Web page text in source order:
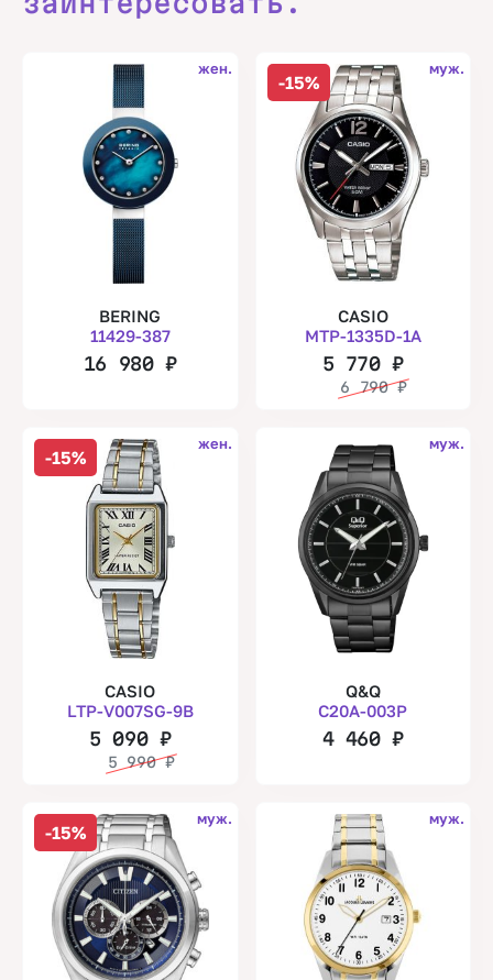
жен.
BERING
11429-387
16 980₽
-15%
муж.
CASIO
MTP-1335D-1A
5 770₽
6 790₽
-15%
жен.
CASIO
LTP-V007SG-9B
5 090 ₽
5 990₽
муж.
Q&Q
C20A-003P
4 460₽
-15%
муж. муж.